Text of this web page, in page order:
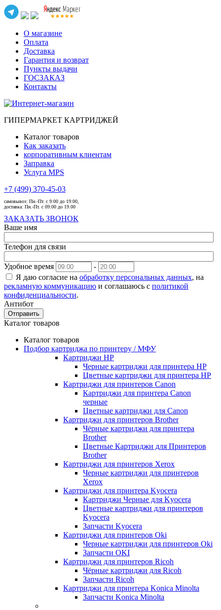
О магазине
Оплата
Доставка
Гарантия и возврат
Пункты выдачи
ГОСЗАКАЗ
Контакты
ГИПЕРМАРКЕТ КАРТРИДЖЕЙ
Каталог товаров
Как заказать
корпоративным клиентам
Заправка
Услуга MPS
+7 (499) 370-45-03
самовывоз: Пн.-Пт. с 9:00 до 19:00,
доставка: Пн.-Пт. с 09:00 до 19.00
ЗАКАЗАТЬ ЗВОНОК
Ваше имя
Телефон для связи
Удобное время
-
Я даю согласие на обработку персональных данных, на
рекламную коммуникацию и соглашаюсь с политикой
конфиденциальности.
Антибот
Отправить
Каталог товаров
Каталог товаров
Подбор картриджа по принтеру / МФУ
Картриджи HP
Черные картриджи для принтера HP
Цветные картриджи для принтера HP
Картриджи для принтеров Сanon
Картриджи для принтера Сanon
черные
Цветные картриджи для Сanon
Картриджи для принтеров Brother
Чёрные картриджи для принтера
Brother
Цветные Картриджи для Принтеров
Brother
Картриджи для принтеров Xerox
Черные картриджи для принтеров
Xerox
Картриджи для принтера Kyocera
Картриджи Черные для Kyocera
Цветные картриджи для принтеров
Kyocera
Запчасти Kyocera
Картриджи для принтеров Oki
Черные картриджи для принтеров Oki
Запчасти OKI
Картриджи для принтеров Ricoh
Чёрные картриджи для Ricoh
Запчасти Ricoh
Картриджи для принтера Konica Minolta
Запчасти Koniсa Minolta